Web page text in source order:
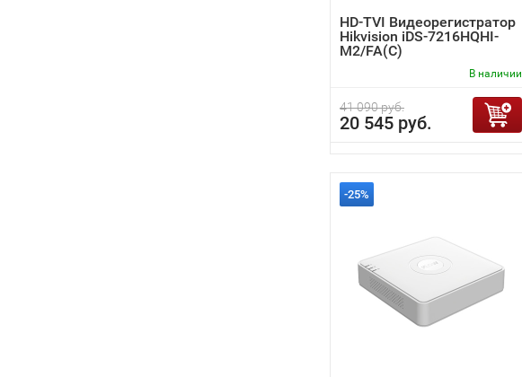
HD-TVI Видеорегистратор
Hikvision iDS-7216HQHI-
M2/FA(C)
В наличии
41 090 руб.
20 545 руб.
-25%